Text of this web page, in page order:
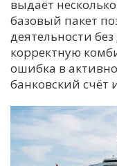
выдаёт
базовый пакет
деятельности
корректную
ошибка в
банковский